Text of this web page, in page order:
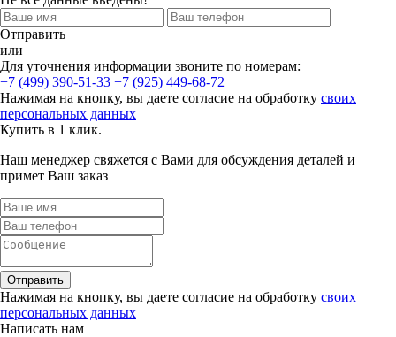
Отправить
или
Для уточнения информации звоните по номерам:
+7 (499) 390-51-33 +7 (925) 449-68-72
Нажимая на кнопку, вы даете согласие на обработку своих
персональных данных
Купить в 1 клик.
Наш менеджер свяжется с Вами для обсуждения деталей и
примет Ваш заказ
Отправить
Нажимая на кнопку, вы даете согласие на обработку своих
персональных данных
Написать нам